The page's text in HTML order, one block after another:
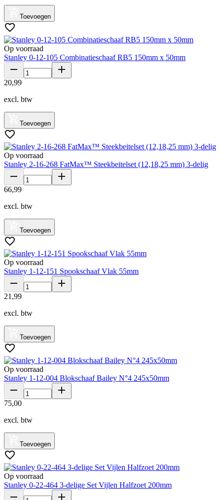
Toevoegen
Op voorraad
Stanley 0-12-105 Combinatieschaaf RB5 150mm x 50mm
20,99
excl. btw
Toevoegen
Op voorraad
Stanley 2-16-268 FatMax™ Steekbeitelset (12,18,25 mm) 3-delig
66,99
excl. btw
Toevoegen
Op voorraad
Stanley 1-12-151 Spookschaaf Vlak 55mm
21 ,99
excl. btw
Toevoegen
Op voorraad
Stanley 1-12-004 Blokschaaf Bailey N°4 245x50mm
75,00
excl. btw
Toevoegen
Op voorraad
Stanley 0-22-464 3-delige Set Vijlen Halfzoet 200mm